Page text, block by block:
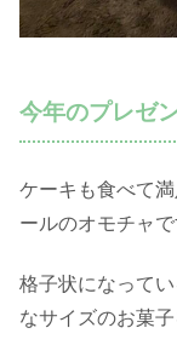
今年のプレゼ
ケーキも食べて
ールのオモチャで
格子状になって
なサイズのお菓